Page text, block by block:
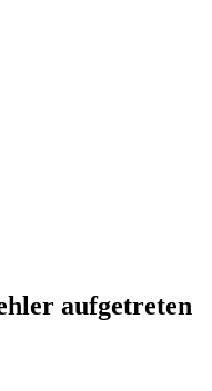
aufgetreten